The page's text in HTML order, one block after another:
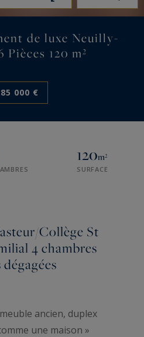
de luxe Neuilly-
Pièces 120 m²
000 €
120m²
SURFACE
Collège St
4 chambres
ancien, duplex
une maison »